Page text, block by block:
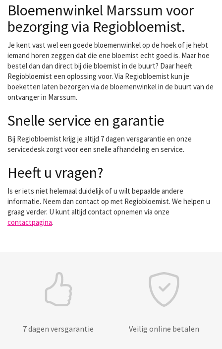
Bloemenwinkel Marssum voor
bezorging via Regiobloemist.
Je kent vast wel een goede bloemenwinkel op de hoek of je hebt
iemand horen zeggen dat die ene bloemist echt goed is. Maar hoe
bestel dan dan direct bij die bloemist in de buurt? Daar heeft
Regiobloemist een oplossing voor. Via Regiobloemist kun je
boeketten laten bezorgen via de bloemenwinkel in de buurt van de
ontvanger in Marssum.
Snelle service en garantie
Bij Regiobloemist krijg je altijd 7 dagen versgarantie en onze
servicedesk zorgt voor een snelle afhandeling en service.
Heeft u vragen?
Is er iets niet helemaal duidelijk of u wilt bepaalde andere
informatie. Neem dan contact op met Regiobloemist. We helpen u
graag verder. U kunt altijd contact opnemen via onze
contactpagina.
7 dagen versgarantie Veilig online betalen